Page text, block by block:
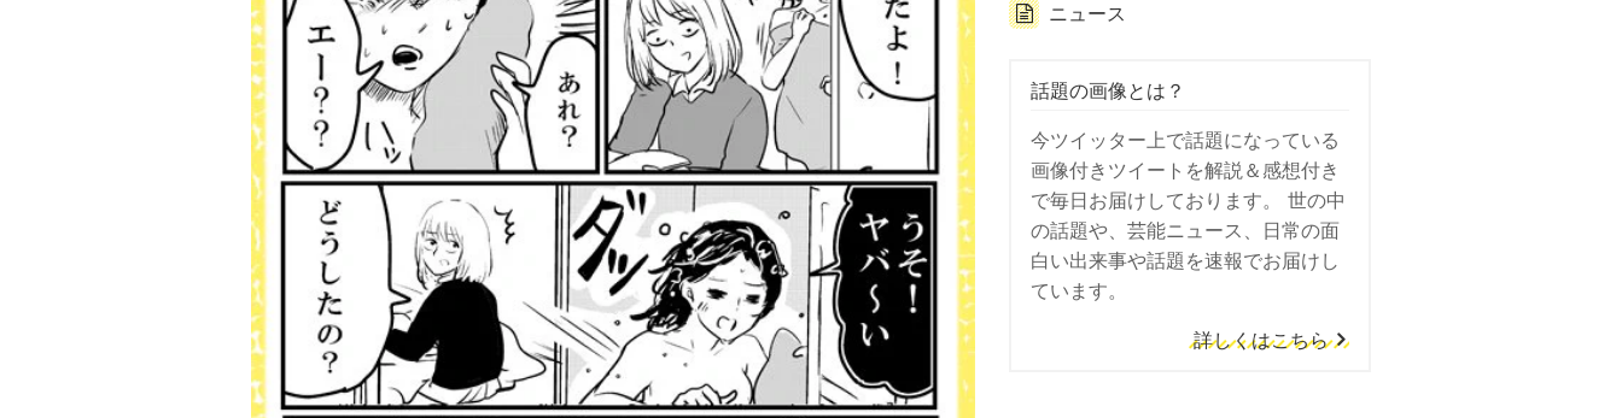
ニュース
話題の画像とは？
今ツイッター上で話題になっている
画像付きツイートを解説＆感想付き
で毎日お届けしております。 世の中
の話題や、芸能ニュース、日常の面
白い出来事や話題を速報でお届けし
ています。
詳しくはこちら